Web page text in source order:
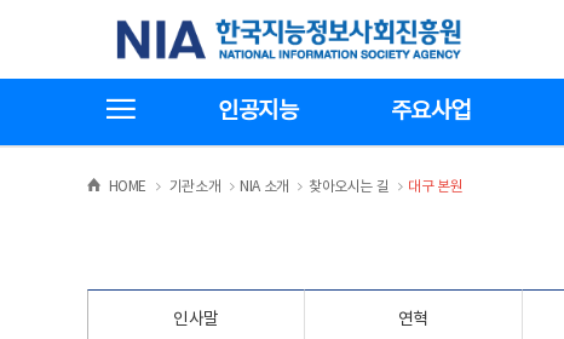
기
한국지능정보사회진흥원
인공지능 주요사업
HOME >
기관소개 >NIA 소개 >
찾아오시는 길 >
대구 본원
인사말 연혁